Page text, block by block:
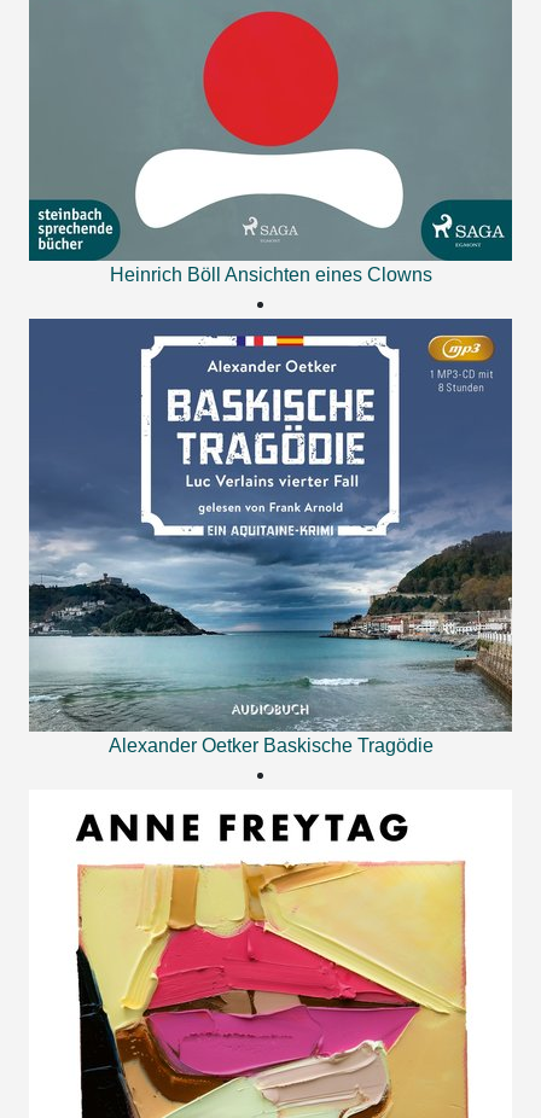
Heinrich Böll Ansichten eines Clowns
Alexander Oetker Baskische Tragödie